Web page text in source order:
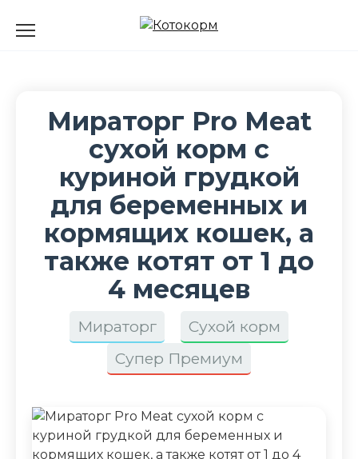
Мираторг Pro Meat
сухой корм с
куриной грудкой
для беременных и
кормящих кошек, а
также котят от 1 до
4 месяцев
Мираторг
Сухой корм
Супер Премиум